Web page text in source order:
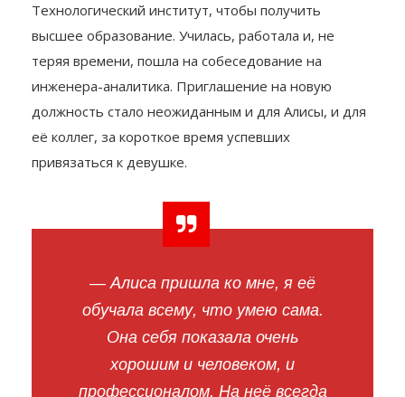
Технологический институт, чтобы получить
высшее образование. Училась, работала и, не
теряя времени, пошла на собеседование на
инженера-аналитика. Приглашение на новую
должность стало неожиданным и для Алисы, и для
её коллег, за короткое время успевших
привязаться к девушке.
— Алиса пришла ко мне, я её
обучала всему, что умею сама.
Она себя показала очень
хорошим и человеком, и
профессионалом. На неё всегда